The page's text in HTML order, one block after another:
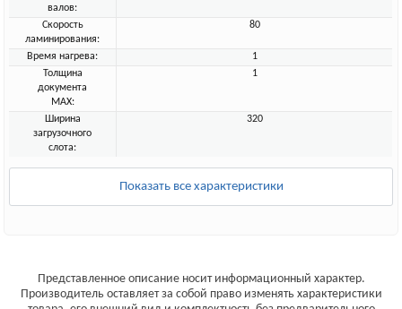
валов:
Скорость
ламинирования:
80
Время нагрева:
1
Толщина
документа
MAX:
1
Ширина
загрузочного
слота:
320
Показать все характеристики
Представленное описание носит информационный характер.
Производитель оставляет за собой право изменять характеристики